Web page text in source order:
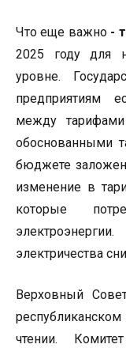
Что еще важно-
2025 году для
уровне.
предприятиям
между
обоснованными
бюджете
изменение в
которые
электричества
Верховный
чтении.